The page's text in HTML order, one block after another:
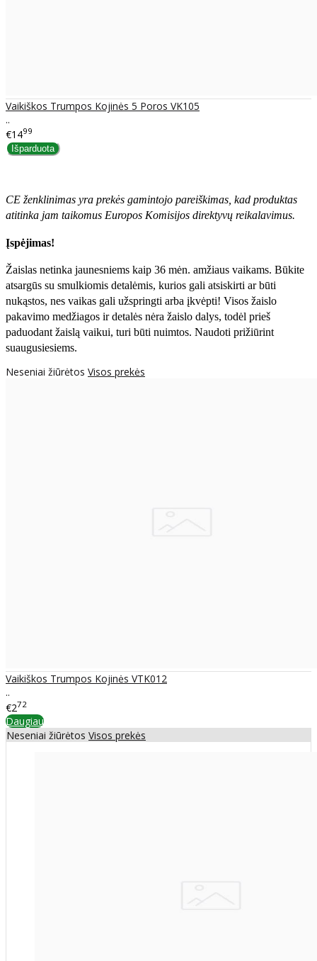
Vaikiškos Trumpos Kojinės 5 Poros VK105
..
€1499
CE ženklinimas yra prekės gamintojo pareiškimas, kad produktas
atitinka jam taikomus Europos Komisijos direktyvų reikalavimus.
Įspėjimas!
Žaislas netinka jaunesniems kaip 36 mėn. amžiaus vaikams. Būkite
atsargūs su smulkiomis detalėmis, kurios gali atsiskirti ar būti
nukąstos, nes vaikas gali užspringti arba įkvėpti! Visos žaislо
pakavimo medžiagos ir detalės nėra žaislo dalys, todėl prieš
paduodant žaislą vaikui, turi būti nuimtos. Naudoti prižiūrint
suaugusiesiems.
Neseniai žiūrėtos Visos prekės
Vaikiškos Trumpos Kojinės VTK012
..
€272
Daugiau
Neseniai žiūrėtos Visos prekės